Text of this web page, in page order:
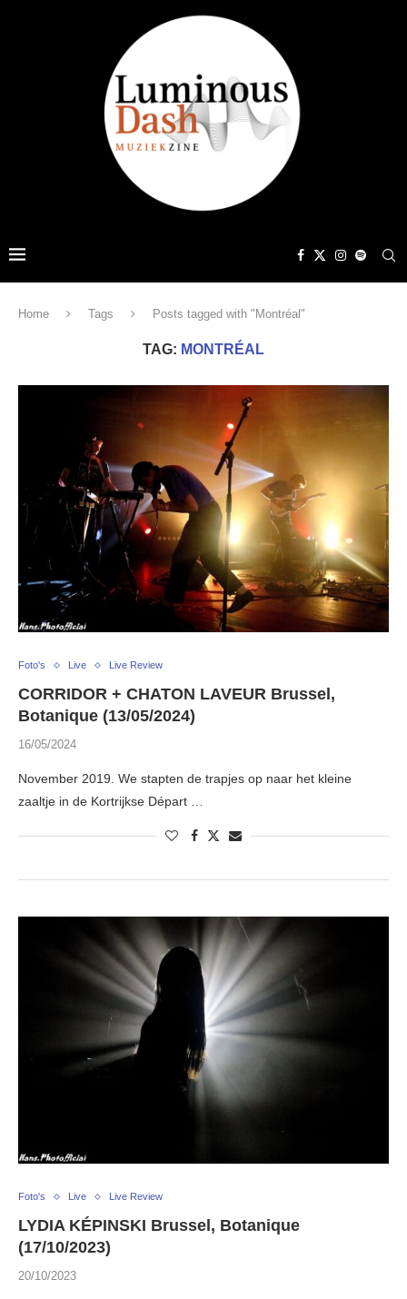
Home Tags Posts tagged with "Montréal"
TAG: MONTRÉAL
Foto's Live Live Review
CORRIDOR + CHATON LAVEUR Brussel,
Botanique (13/05/2024)
16/05/2024
November 2019. We stapten de trapjes op naar het kleine
zaaltje in de Kortrijkse Départ …
Foto's Live Live Review
LYDIA KÉPINSKI Brussel, Botanique
(17/10/2023)
20/10/2023